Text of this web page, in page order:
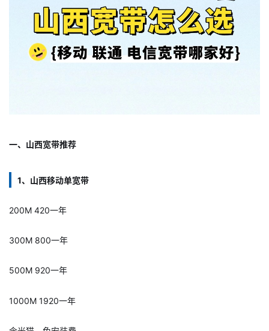
一、山西宽带推荐
1、山西移动单宽带
200M 420一年
300M 800一年
500M 920一年
1000M 1920一年